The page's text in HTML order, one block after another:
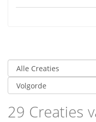
29 Creaties